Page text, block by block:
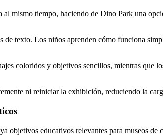
al mismo tiempo, haciendo de Dino Park una
de texto. Los niños aprenden cómo funciona
coloridos y objetivos sencillos, mientras que
ni reiniciar la exhibición, reduciendo la
objetivos educativos relevantes para museos de